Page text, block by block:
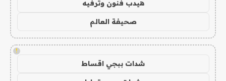
هيدب فنون وترفيه
صحيفة العالم
!
شدات ببجي اقساط